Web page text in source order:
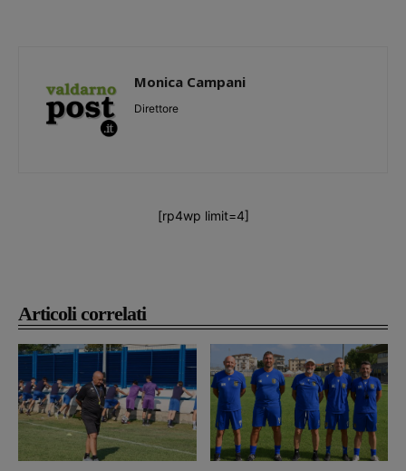
Articoli correlati
Monica Campani
Direttore
[rp4wp limit=4]